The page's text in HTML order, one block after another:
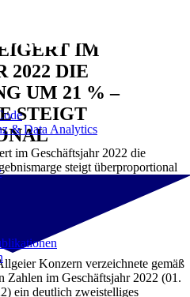
& Data Analytics
IM
2022 DIE
UM 21 % –
STEIGT
im Geschäftsjahr 2022 die
steigt überproportional
Konzern verzeichnete gemäß
Zahlen im Geschäftsjahr 2022 (01.
ein deutlich zweistelliges